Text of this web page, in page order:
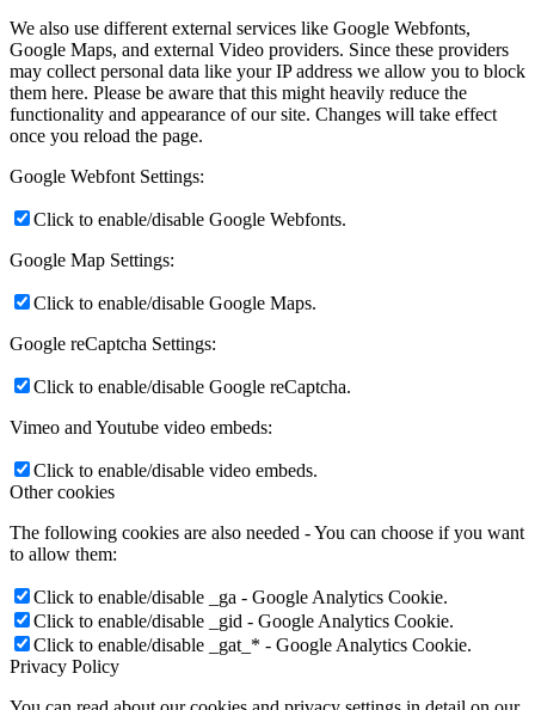
We also use different external services like Google Webfonts,
Google Maps, and external Video providers. Since these providers
may collect personal data like your IP address we allow you to block
them here. Please be aware that this might heavily reduce the
functionality and appearance of our site. Changes will take effect
once you reload the page.
Google Webfont Settings:
Click to enable/disable Google Webfonts.
Google Map Settings:
Click to enable/disable Google Maps.
Google reCaptcha Settings:
Click to enable/disable Google reCaptcha.
Vimeo and Youtube video embeds:
Click to enable/disable video embeds.
Other cookies
The following cookies are also needed - You can choose if you want
to allow them:
Click to enable/disable _ga - Google Analytics Cookie.
Click to enable/disable _gid - Google Analytics Cookie.
Click to enable/disable _gat_* - Google Analytics Cookie.
Privacy Policy